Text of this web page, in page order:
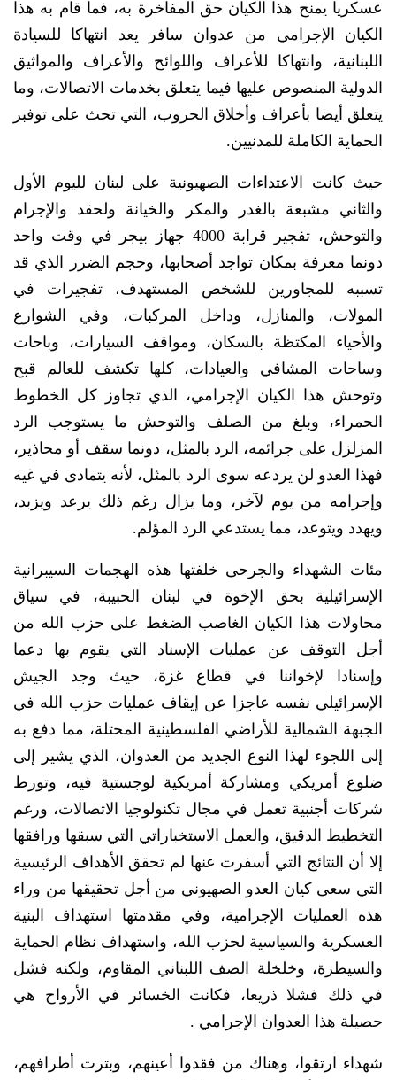
عسكريا يمنح هذا الكيان حق المفاخرة به، فما قام به هذا
الكيان الإجرامي من عدوان سافر يعد انتهاكا للسيادة
اللبنانية، وانتهاكا للأعراف واللوائح والأعراف والمواثيق
الدولية المنصوص عليها فيما يتعلق بخدمات الاتصالات، وما
يتعلق أيضا بأعراف وأخلاق الحروب، التي تحث على توفبر
الحماية الكاملة للمدنيين.
حيث كانت الاعتداءات الصهيونية على لبنان لليوم الأول
والثاني مشبعة بالغدر والمكر والخيانة ولحقد والإجرام
والتوحش، تفجير قرابة 4000 جهاز بيجر في وقت واحد
دونما معرفة بمكان تواجد أصحابها، وحجم الضرر الذي قد
تسببه للمجاورين للشخص المستهدف، تفجيرات في
المولات، والمنازل، وداخل المركبات، وفي الشوارع
والأحياء المكتظة بالسكان، ومواقف السيارات، وباحات
وساحات المشافي والعيادات، كلها تكشف للعالم قبح
وتوحش هذا الكيان الإجرامي، الذي تجاوز كل الخطوط
الحمراء، وبلغ من الصلف والتوحش ما يستوجب الرد
المزلزل على جرائمه، الرد بالمثل، دونما سقف أو محاذير،
فهذا العدو لن يردعه سوى الرد بالمثل، لأنه يتمادى في غيه
وإجرامه من يوم لآخر، وما يزال رغم ذلك يرعد ويزبد،
ويهدد ويتوعد، مما يستدعي الرد المؤلم.
مئات الشهداء والجرحى خلفتها هذه الهجمات السيبرانية
الإسرائيلية بحق الإخوة في لبنان الحبيبة، في سياق
محاولات هذا الكيان الغاصب الضغط على حزب الله من
أجل التوقف عن عمليات الإسناد التي يقوم بها دعما
وإسنادا لإخواننا في قطاع غزة، حيث وجد الجيش
الإسرائيلي نفسه عاجزا عن إيقاف عمليات حزب الله في
الجبهة الشمالية للأراضي الفلسطينية المحتلة، مما دفع به
إلى اللجوء لهذا النوع الجديد من العدوان، الذي يشير إلى
ضلوع أمريكي ومشاركة أمريكية لوجستية فيه، وتورط
شركات أجنبية تعمل في مجال تكنولوجيا الاتصالات، ورغم
التخطيط الدقيق، والعمل الاستخباراتي التي سبقها ورافقها
إلا أن النتائج التي أسفرت عنها لم تحقق الأهداف الرئيسية
التي سعى كيان العدو الصهيوني من أجل تحقيقها من وراء
هذه العمليات الإجرامية، وفي مقدمتها استهداف البنية
العسكرية والسياسية لحزب الله، واستهداف نظام الحماية
والسيطرة، وخلخلة الصف اللبناني المقاوم، ولكنه فشل
في ذلك فشلا ذريعا، فكانت الخسائر في الأرواح هي
حصيلة هذا العدوان الإجرامي .
شهداء ارتقوا، وهناك من فقدوا أعينهم، وبترت أطرافهم،